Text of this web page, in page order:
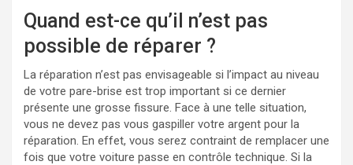
Quand est-ce qu’il n’est pas
possible de réparer ?
La réparation n’est pas envisageable si l’impact au niveau
de votre pare-brise est trop important si ce dernier
présente une grosse fissure. Face à une telle situation,
vous ne devez pas vous gaspiller votre argent pour la
réparation. En effet, vous serez contraint de remplacer une
fois que votre voiture passe en contrôle technique. Si la